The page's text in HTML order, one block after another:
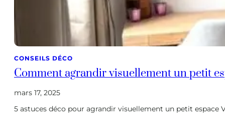
CONSEILS DÉCO
Comment agrandir visuellement un petit
mars 17, 2025
5 astuces déco pour agrandir visuellement un petit